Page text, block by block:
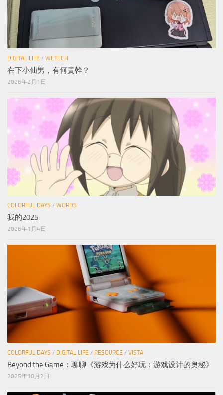
DIGITAL LIFE / WETECH
在下小仙男，有何貴幹？
2026年2月1日
COLORFUL DAYS / WORDS
我的2025
2026年1月4日
COLORFUL DAYS / DIGITAL LIFE / RESOURCE / VISTA
Beyond the Game：聊聊《游戏为什么好玩：游戏设计的奥秘》
2025年10月2日